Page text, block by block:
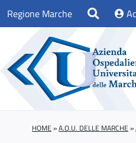
Regione Marche
HOME »A.O.U. DELLE MARCHE »